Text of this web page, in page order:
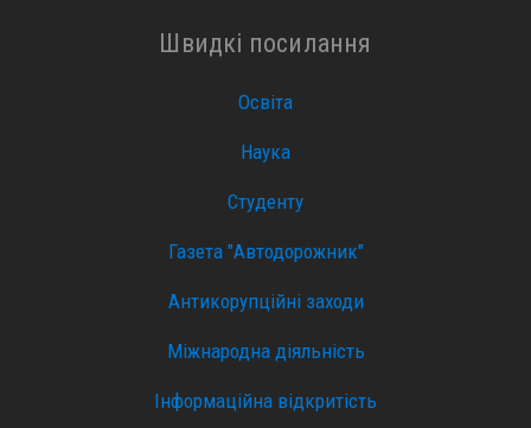
Швидкі посилання
Освіта
Наука
Студенту
Газета "Автодорожник"
Антикорупційні заходи
Міжнародна діяльність
Інформаційна відкритість